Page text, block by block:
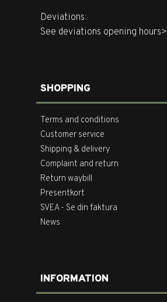
Deviations:
See deviations opening hours>
SHOPPING
Terms and conditions
Customer service
Shipping & delivery
Complaint and return
Return waybill
Presentkort
SVEA - Se din faktura
News
INFORMATION